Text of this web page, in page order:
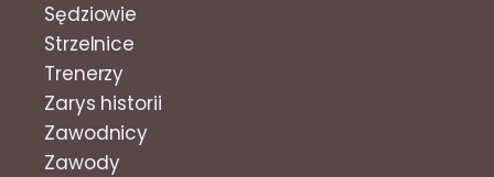
Sędziowie
Strzelnice
Trenerzy
Zarys historii
Zawodnicy
Zawody